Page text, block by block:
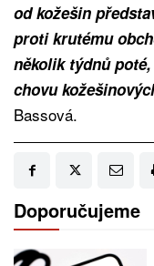
od kožešin
proti krutému
několik týdnů
chovu
Bassová.
Doporučujeme